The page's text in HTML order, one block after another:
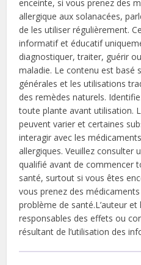
enceinte, si vous prenez des
allergique aux solanacées,
de les utiliser régulièrement.
informatif et éducatif
diagnostiquer, traiter, guérir
maladie. Le contenu est basé
générales et les utilisations
des remèdes naturels.
toute plante avant utilisation.
peuvent varier et certaines
interagir avec les
allergiques. Veuillez consulter
qualifié avant de commencer
santé, surtout si vous êtes
vous prenez des
problème de santé.L’auteur et
responsables des effets ou
résultant de l’utilisation des